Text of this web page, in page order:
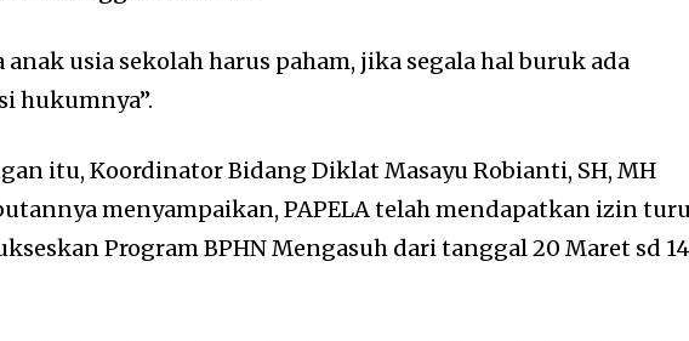
anak usia sekolah harus paham, jika segala hal buruk ada
hukumnya”.
itu, Koordinator Bidang Diklat Masayu Robianti, SH, MH
menyampaikan, PAPELA telah mendapatkan izin
Program BPHN Mengasuh dari tanggal 20 Maret sd 14